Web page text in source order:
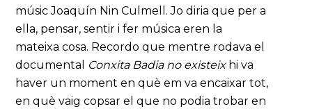
músic Joaquín Nin Culmell. Jo diria que per a
ella, pensar, sentir i fer música eren la
mateixa cosa. Recordo que mentre rodava el
documental Conxita Badia no existeixhi va
haver un moment en què em va encaixar tot,
en què vaig copsar el que no podia trobar en